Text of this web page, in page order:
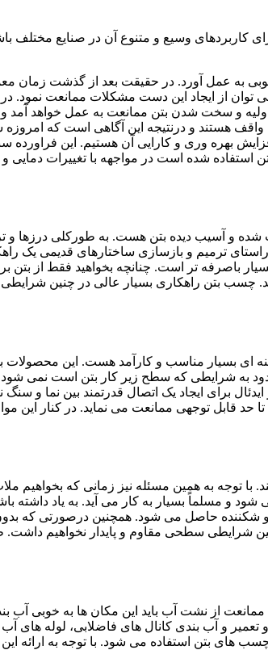
وسیع و متنوع آن در صنایع مختلف
عمل آورد. در حقیقت بعد از گذشت زمان
از ایجاد این دست مشکلات ممانعت نمود.
و سخت شدن بتن ممانعت به عمل خواهد آمد و
و درنتیجه این آگاهی است که امروزه
بهره وری و کارایی آن هستیم. این فراورده
استفاده شده است در مواجهه با تغییرات دمایی
و آسیب دیده بتن هست. به طورکلی درزها و
ترمیم و بازسازی ساختارهای قدیمی یک
باصرفه تر است. چنانچه بخواهید فقط از بتن
چسب بتن راهکاری بسیار عالی در چنین
ای بسیار مناسب و کارآمد هست. این محصولات
به شرایطی که سطح زیر کار بتن است نمی
برای ایجاد یک اتصال قدرتمند بین نما و سنگ
توجهی ممانعت می نماید. در کنار این
با توجه به همین مسئله نیز زمانی که
مسلماً بسیار به کار می آید. به یاد داشته
حاصل می شود. همچنین درصورتی که بدون
شرایطی سطحی مقاوم و پایدار نخواهیم داشت.
از نشت آب باید این مکان ها به خوبی آب
و آب بندی کانال های فاضلابی، لوله های
های بتن استفاده می شود. با توجه به ارائه